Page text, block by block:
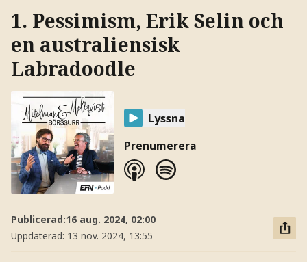
1. Pessimism, Erik Selin och
en australiensisk
Labradoodle
Lyssna
Prenumerera
Publicerad:16 aug. 2024, 02:00
Uppdaterad: 13 nov. 2024, 13:55